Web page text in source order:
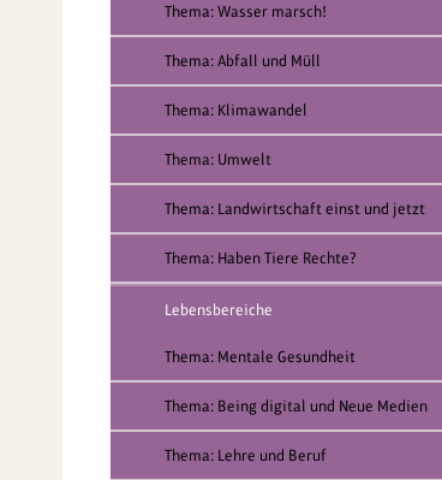
Thema: Wasser marsch!
Thema: Abfall und Müll
Thema: Klimawandel
Thema: Umwelt
Thema: Landwirtschaft einst und jetzt
Thema: Haben Tiere Rechte?
Lebensbereiche
Thema: Mentale Gesundheit
Thema: Being digital und Neue Medien
Thema: Lehre und Beruf